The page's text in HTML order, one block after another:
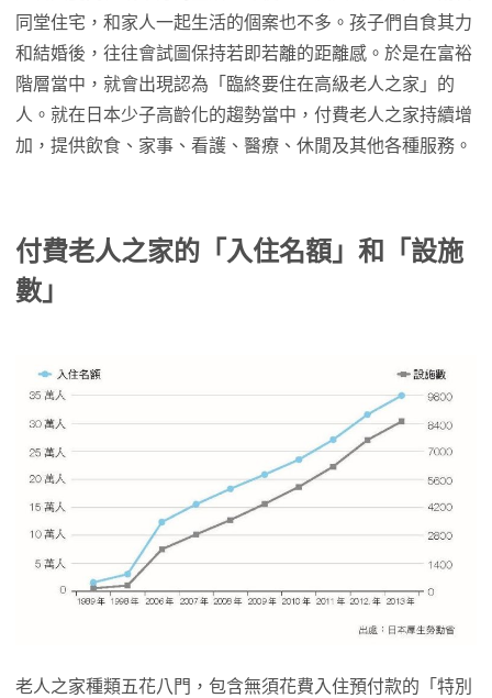
同堂住宅，和家人一起生活的個案也不多。孩子們自食其力
和結婚後，往往會試圖保持若即若離的距離感。於是在富裕
階層當中，就會出現認為「臨終要住在高級老人之家」的
人。就在日本少子高齡化的趨勢當中，付費老人之家持續增
加，提供飲食、家事、看護、醫療、休閒及其他各種服務。
付費老人之家的「入住名額」和「設施
數」
老人之家種類五花八門，包含無須花費入住預付款的「特別